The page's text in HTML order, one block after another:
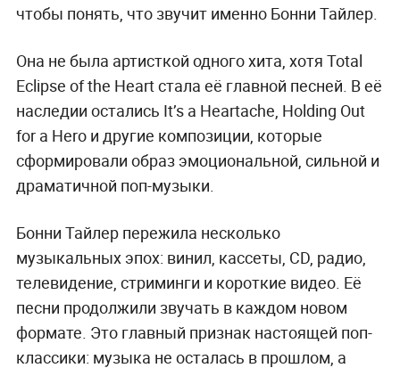
чтобы понять, что звучит именно Бонни Тайлер.
Она не была артисткой одного хита, хотя Total
Eclipse of the Heart стала её главной песней. В её
наследии остались It’s a Heartache, Holding Out
for a Hero и другие композиции, которые
сформировали образ эмоциональной, сильной и
драматичной поп-музыки.
Бонни Тайлер пережила несколько
музыкальных эпох: винил, кассеты, CD, радио,
телевидение, стриминги и короткие видео. Её
песни продолжили звучать в каждом новом
формате. Это главный признак настоящей поп-
классики: музыка не осталась в прошлом, а